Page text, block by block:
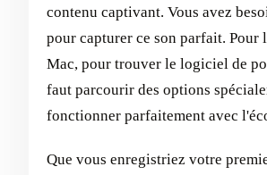
contenu captivant. Vous avez
pour capturer ce son parfait. Pour
Mac, pour trouver le logiciel de
faut parcourir des options
fonctionner parfaitement avec
Que vous enregistriez votre